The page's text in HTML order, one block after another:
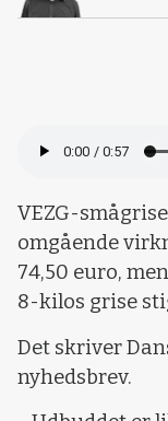
VEZG-
omgående
74,50 euro,
8-kilos grise
Det skriver
nyhedsbrev.